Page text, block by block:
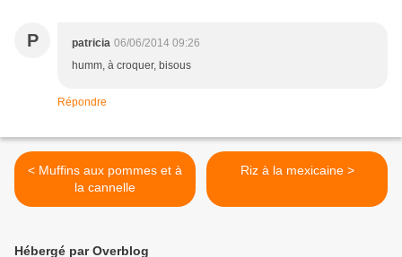
P patricia 06/06/2014 09:26
humm, à croquer, bisous
Répondre
< Muffins aux pommes et à
la cannelle
Riz à la mexicaine >
Hébergé par Overblog